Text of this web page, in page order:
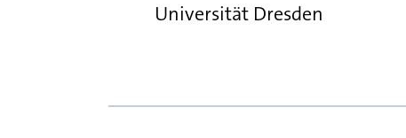
Universität Dresden